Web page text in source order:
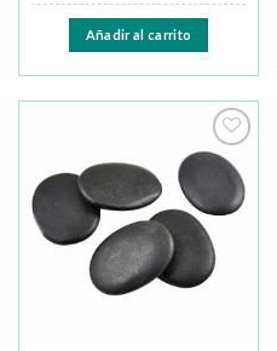
Añadir al carrito
Añadir
lista de
deseos